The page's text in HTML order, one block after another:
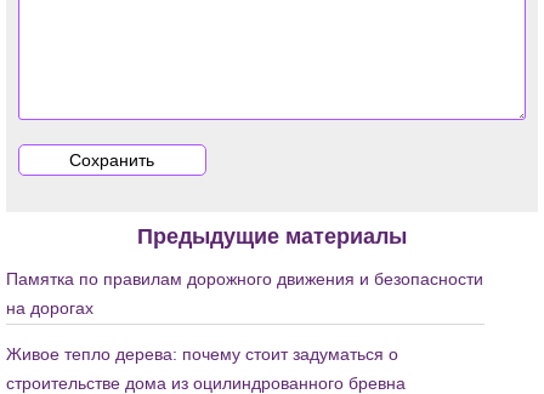
Предыдущие материалы
Памятка по правилам дорожного движения и безопасности
на дорогах
Живое тепло дерева: почему стоит задуматься о
строительстве дома из оцилиндрованного бревна